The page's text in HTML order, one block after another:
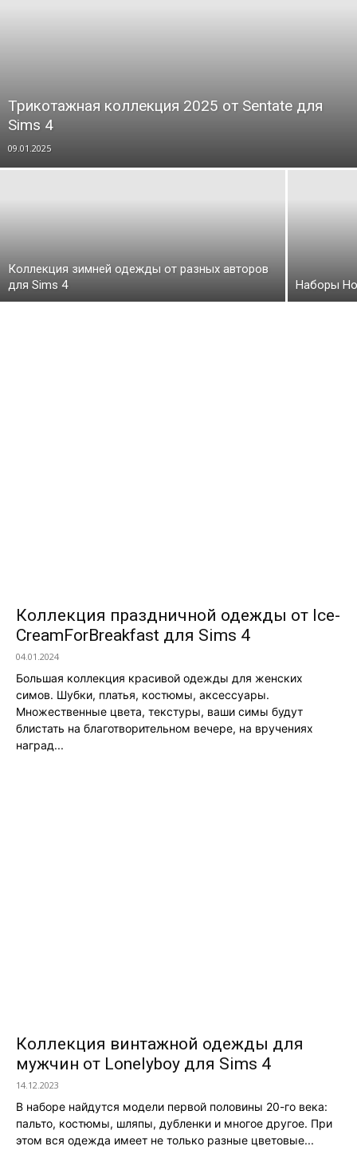
Трикотажная коллекция 2025 от Sentate для
Sims 4
09.01.2025
Коллекция зимней одежды от разных авторов
для Sims 4
Наборы
Коллекция праздничной одежды от Ice-
CreamForBreakfast для Sims 4
04.01.2024
Большая коллекция красивой одежды для женских
симов. Шубки, платья, костюмы, аксессуары.
Множественные цвета, текстуры, ваши симы будут
блистать на благотворительном вечере, на вручениях
наград...
Коллекция винтажной одежды для
мужчин от Lonelyboy для Sims 4
14.12.2023
В наборе найдутся модели первой половины 20-го века:
пальто, костюмы, шляпы, дубленки и многое другое. При
этом вся одежда имеет не только разные цветовые...